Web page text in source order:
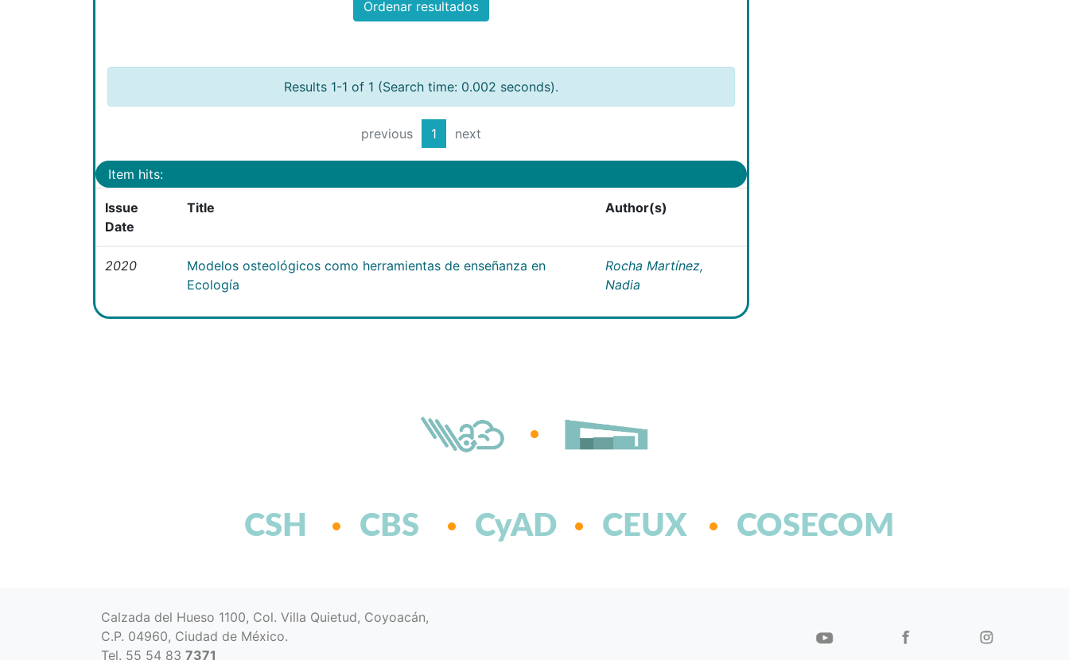
Ordenar resultados
Results 1-1 of 1 (Search time: 0.002 seconds).
previous 1 next
Item hits:
Issue
Date
Title Author(s)
2020
Modelos osteológicos como herramientas de enseñanza en
Ecología
Rocha Martínez,
Nadia
CSH CBS CyAD CEUX COSECOM
Calzada del Hueso 1100, Col. Villa Quietud, Coyoacán,
C.P. 04960, Ciudad de México.
Tel. 55 54 83 7371